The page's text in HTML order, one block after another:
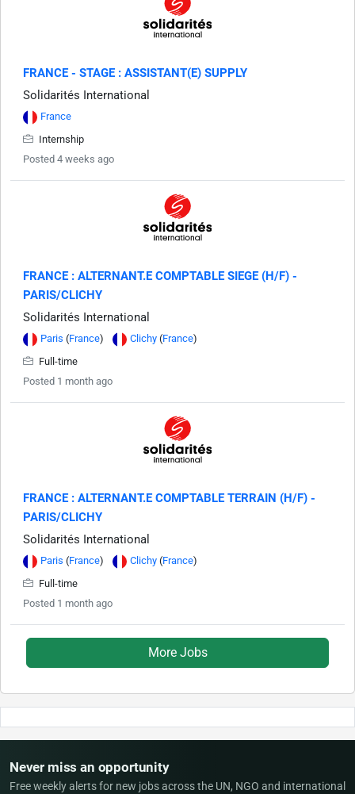
FRANCE - STAGE : ASSISTANT(E) SUPPLY
Solidarités International
France
Internship
Posted 4 weeks ago
FRANCE : ALTERNANT.E COMPTABLE SIEGE (H/F) -
PARIS/CLICHY
Solidarités International
Paris (France) Clichy (France)
Full-time
Posted 1 month ago
FRANCE : ALTERNANT.E COMPTABLE TERRAIN (H/F) -
PARIS/CLICHY
Solidarités International
Paris (France) Clichy (France)
Full-time
Posted 1 month ago
More Jobs
Never miss an opportunity
Free weekly alerts for new jobs across the UN, NGO and international